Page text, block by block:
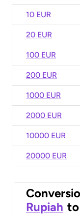
10 EUR
20 EUR
100 EUR
200 EUR
1000 EUR
2000 EUR
10000 EUR
20000 EUR
Rupiah to